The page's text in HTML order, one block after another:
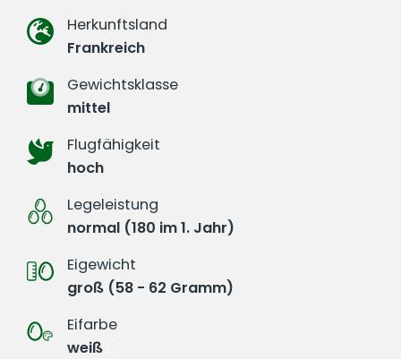
Herkunftsland
Frankreich
Gewichtsklasse
mittel
Flugfähigkeit
hoch
Legeleistung
normal (180 im 1. Jahr)
Eigewicht
groß (58 - 62 Gramm)
Eifarbe
weiß